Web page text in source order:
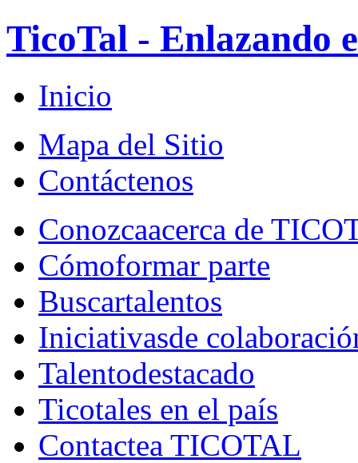
TicoTal - Enlazando
Inicio
Mapa del Sitio
Contáctenos
Conozcaacerca de
Cómoformar parte
Buscartalentos
Iniciativasde
Talentodestacado
Ticotales en el país
Contactea TICOTAL